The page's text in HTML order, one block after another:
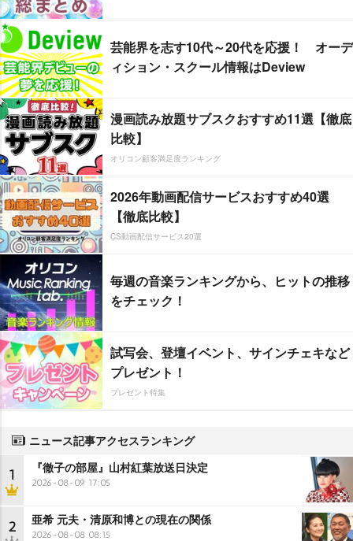
芸能界を志す10代～20代を応援！ オーデ
ィション・スクール情報はDeview
漫画読み放題サブスクおすすめ11選【徹底
比較】
オリコン顧客満足度ランキング
2026年動画配信サービスおすすめ40選
【徹底比較】
CS動画配信サービス20選
毎週の音楽ランキングから、ヒットの推移
をチェック！
試写会、登壇イベント、サインチェキなど
プレゼント！
プレゼント特集
ニュース記事アクセスランキング
1 『徹子の部屋』山村紅葉放送日決定
2026-08-09 17:05
2 亜希 元夫・清原和博との現在の関係
2026-08-08 08:15